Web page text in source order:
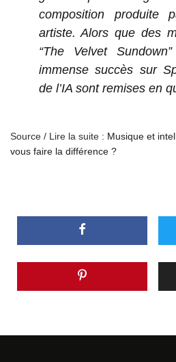
composition produite
artiste. Alors que des
“The Velvet
immense succès sur
de l’IA sont remises en
Source / Lire la suite : Musique et
vous faire la différence ?